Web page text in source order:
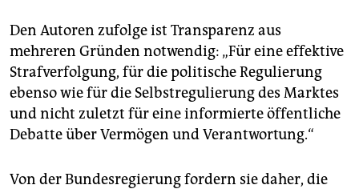
Den Autoren zufolge ist Transparenz aus
mehreren Gründen notwendig: „Für eine effektive
Strafverfolgung, für die politische Regulierung
ebenso wie für die Selbstregulierung des Marktes
und nicht zuletzt für eine informierte öffentliche
Debatte über Vermögen und Verantwortung.“
Von der Bundesregierung fordern sie daher, die